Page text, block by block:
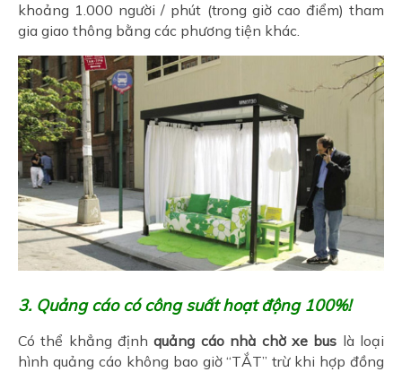
khoảng 1.000 người / phút (trong giờ cao điểm) tham
gia giao thông bằng các phương tiện khác.
3. Quảng cáo có công suất hoạt động 100%!
Có thể khẳng địnhquảng cáo nhà chờ xe bus là loại
hình quảng cáo không bao giờ “TẮT” trừ khi hợp đồng